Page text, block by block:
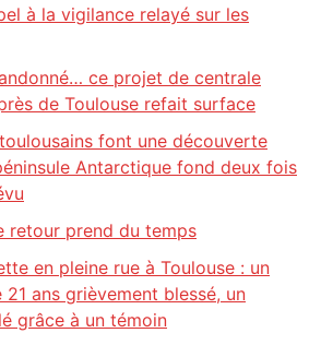
à la vigilance relayé sur les
ce projet de centrale
de Toulouse refait surface
font une découverte
Antarctique fond deux fois
retour prend du temps
en pleine rue à Toulouse : un
21 ans grièvement blessé, un
grâce à un témoin